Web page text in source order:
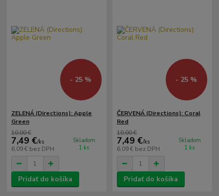
- 25 %
ZELENÁ (Directions): Apple
Green
10,00 €
7,49 €/ks
6,09 € bez DPH
Skladom
1 ks
Pridať do košíka
- 25 %
ČERVENÁ (Directions): Coral
Red
10,00 €
7,49 €/ks
6,09 € bez DPH
Skladom
1 ks
Pridať do košíka